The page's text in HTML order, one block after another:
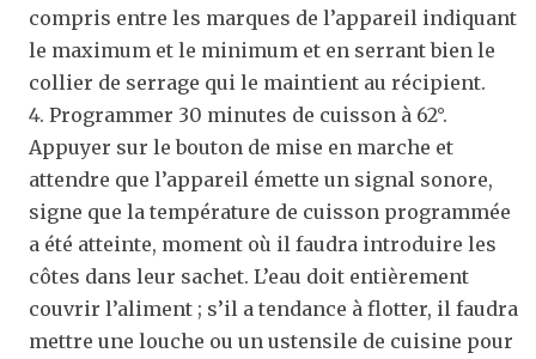
compris entre les marques de l’appareil indiquant
le maximum et le minimum et en serrant bien le
collier de serrage qui le maintient au récipient.
Programmer 30 minutes de cuisson à 62°.
Appuyer sur le bouton de mise en marche et
attendre que l’appareil émette un signal sonore,
signe que la température de cuisson programmée
a été atteinte, moment où il faudra introduire les
côtes dans leur sachet. L’eau doit entièrement
couvrir l’aliment ; s’il a tendance à flotter, il faudra
mettre une louche ou un ustensile de cuisine pour